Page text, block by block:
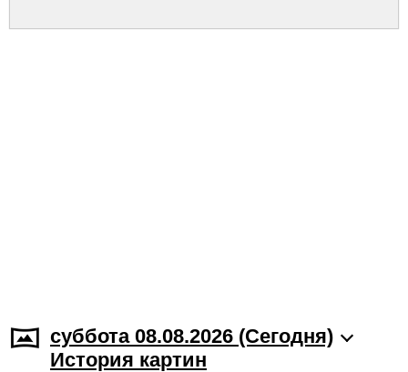
суббота 08.08.2026 (Cегодня)
История картин